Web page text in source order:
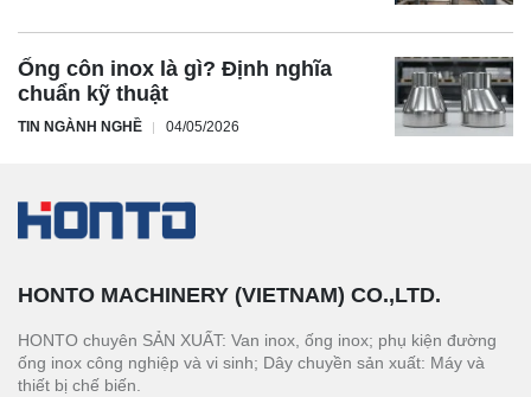
Ống côn inox là gì? Định nghĩa
chuẩn kỹ thuật
TIN NGÀNH NGHỀ 04/05/2026
HONTO MACHINERY (VIETNAM) CO.,LTD.
HONTO chuyên SẢN XUẤT: Van inox, ống inox; phụ kiện đường
ống inox công nghiệp và vi sinh; Dây chuyền sản xuất: Máy và
thiết bị chế biến.